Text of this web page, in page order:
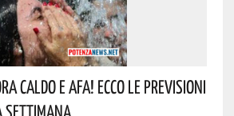
Caldo E Afa! Ecco Le Previsioni
Settimana